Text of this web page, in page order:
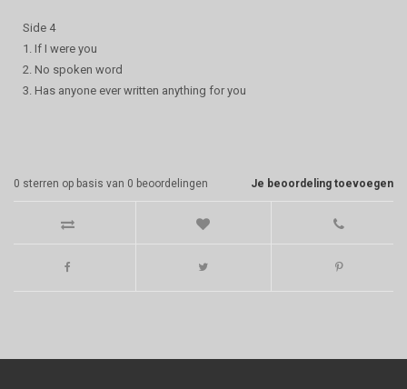
Side 4
1. If I were you
2. No spoken word
3. Has anyone ever written anything for you
Je beoordeling toevoegen
0 sterren op basis van 0 beoordelingen